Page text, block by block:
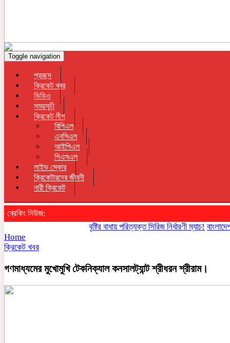
Toggle navigation
প্রচ্ছদ
ক্রিকেট খবর
ভিডিও
সময়সূচী
ক্রিকেট লীগ
বিপিএল
এনসিএল
আইপিএল
পিএসএল
লাইভ স্কোর
ক্রিকেটারদের জীবনী
নারী ক্রিকেট
ব্রেকিং নিউজ:
বৃষ্টির বাধায় পরিত্যক্ত সিরিজ নির্ধারণী ম্যাচ! বাংলাদেশ
Home
ক্রিকেট খবর
গণমাধ্যমের মুখোমুখি টেকনিক্যাল কনসালট্যান্ট শ্রীধরন শ্রীরাম।